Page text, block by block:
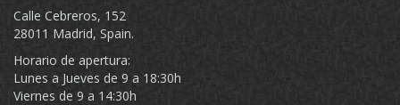
Calle Cebreros, 152
28011 Madrid, Spain.
Horario de apertura:
Lunes a Jueves de 9 a 18:30h
Viernes de 9 a 14:30h